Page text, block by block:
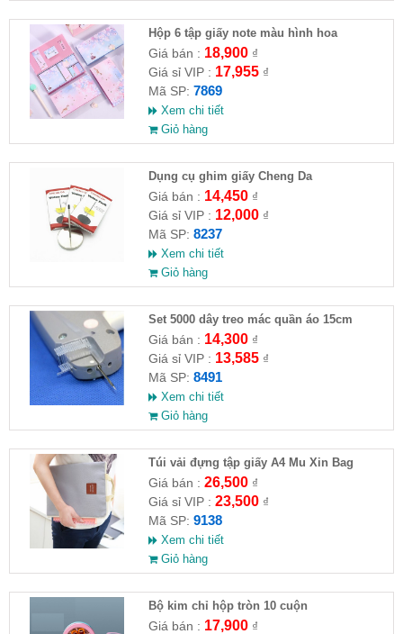
Hộp 6 tập giấy note màu hình hoa
Giá bán : 18,900₫
Giá sỉ VIP : 17,955₫
Mã SP: 7869
Xem chi tiết
Giỏ hàng
Dụng cụ ghim giấy Cheng Da
Giá bán : 14,450₫
Giá sỉ VIP : 12,000₫
Mã SP: 8237
Xem chi tiết
Giỏ hàng
Set 5000 dây treo mác quần áo 15cm
Giá bán : 14,300₫
Giá sỉ VIP : 13,585₫
Mã SP: 8491
Xem chi tiết
Giỏ hàng
Túi vải đựng tập giấy A4 Mu Xin Bag
Giá bán : 26,500₫
Giá sỉ VIP : 23,500₫
Mã SP: 9138
Xem chi tiết
Giỏ hàng
Bộ kim chỉ hộp tròn 10 cuộn
Giá bán : 17,900₫